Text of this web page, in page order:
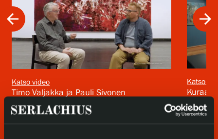
arrow_back arrow_forward
Katso video
Timo Valjakka ja Pauli Sivonen
keskustelevat
Katso